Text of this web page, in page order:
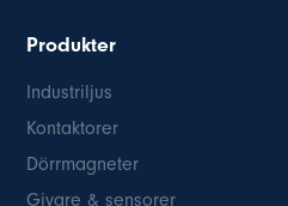
Produkter
Industriljus
Kontaktorer
Dörrmagneter
Givare & sensorer